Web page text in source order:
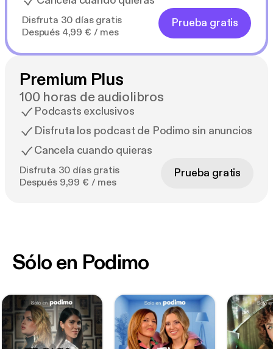
Disfruta 30 días gratis
Después 4,99 € / mes
Prueba gratis
Premium Plus
100 horas de audiolibros
Podcasts exclusivos
Disfruta los podcast de Podimo sin anuncios
Cancela cuando quieras
Disfruta 30 días gratis
Después 9,99 € / mes
Prueba gratis
Sólo en Podimo